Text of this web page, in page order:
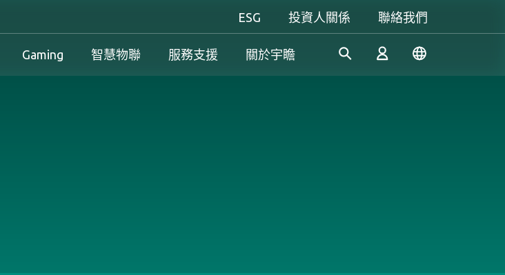
ESG 投資人關係 聯絡我們
Gaming 智慧物聯 服務支援 關於宇瞻